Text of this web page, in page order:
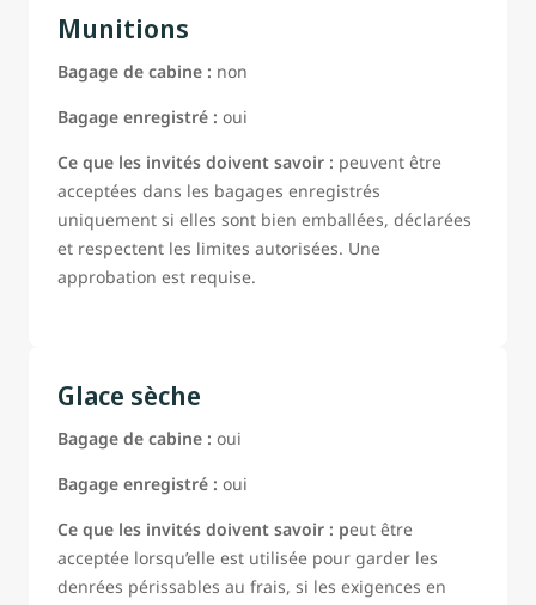
Munitions
Bagage de cabine : non
Bagage enregistré : oui
Ce que les invités doivent savoir : peuvent être
acceptées dans les bagages enregistrés
uniquement si elles sont bien emballées, déclarées
et respectent les limites autorisées. Une
approbation est requise.
Glace sèche
Bagage de cabine : oui
Bagage enregistré : oui
Ce que les invités doivent savoir : peut être
acceptée lorsqu’elle est utilisée pour garder les
denrées périssables au frais, si les exigences en